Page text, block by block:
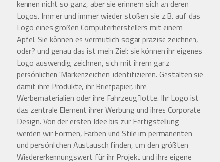
kennen nicht so ganz, aber sie erinnern sich an deren
Logos. Immer und immer wieder stoßen sie z.B. auf das
Logo eines großen Computerherstellers mit einem
Apfel. Sie können es vermutlich sogar präzise zeichnen,
oder? und genau das ist mein Ziel: sie können ihr eigenes
Logo auswendig zeichnen, sich mit ihrem ganz
persönlichen 'Markenzeichen' identifizieren. Gestalten sie
damit ihre Produkte, ihr Briefpapier, ihre
Werbematerialien oder ihre Fahrzeugflotte. Ihr Logo ist
das zentrale Element ihrer Werbung und ihres Corporate
Design. Von der ersten Idee bis zur Fertigstellung
werden wir Formen, Farben und Stile im permanenten
und persönlichen Austausch finden, um den größten
Wiedererkennungswert für ihr Projekt und ihre eigene